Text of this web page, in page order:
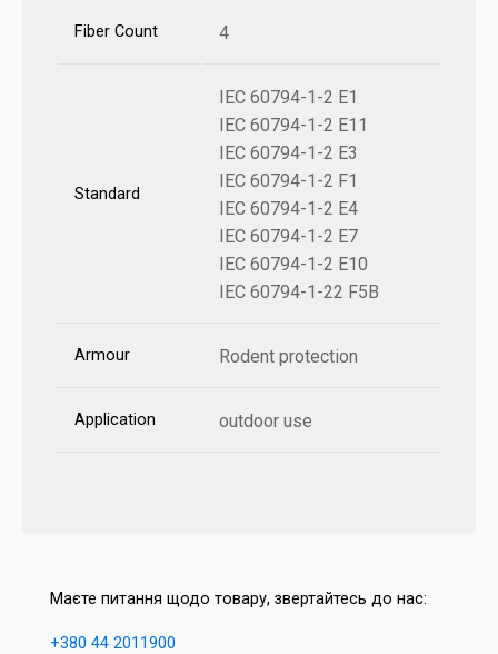
Fiber Count 4
Standard
IEC 60794-1-2 E1
IEC 60794-1-2 E11
IEC 60794-1-2 E3
IEC 60794-1-2 F1
IEC 60794-1-2 E4
IEC 60794-1-2 E7
IEC 60794-1-2 E10
IEC 60794-1-22 F5B
Armour Rodent protection
Application outdoor use
Маєте питання щодо товару, звертайтесь до нас:
+380 44 2011900